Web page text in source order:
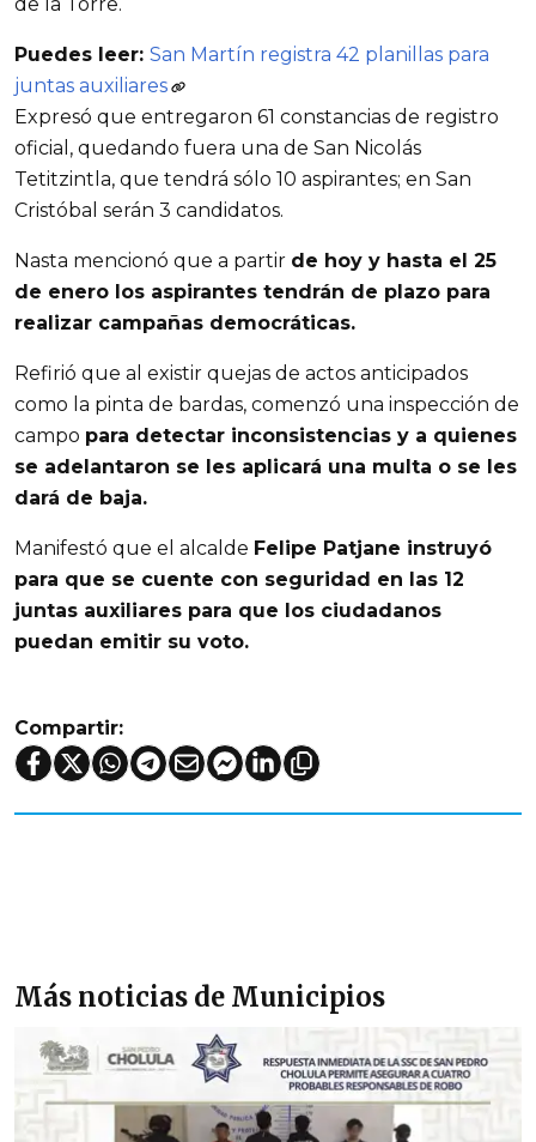
de la Torre.
Puedes leer: San Martín registra 42 planillas para
juntas auxiliares
Expresó que entregaron 61 constancias de registro
oficial, quedando fuera una de San Nicolás
Tetitzintla, que tendrá sólo 10 aspirantes; en San
Cristóbal serán 3 candidatos.
Nasta mencionó que a partir de hoy y hasta el 25
de enero los aspirantes tendrán de plazo para
realizar campañas democráticas.
Refirió que al existir quejas de actos anticipados
como la pinta de bardas, comenzó una inspección de
campo para detectar inconsistencias y a quienes
se adelantaron se les aplicará una multa o se les
dará de baja.
Manifestó que el alcalde Felipe Patjane instruyó
para que se cuente con seguridad en las 12
juntas auxiliares para que los ciudadanos
puedan emitir su voto.
Compartir:
Más noticias de Municipios